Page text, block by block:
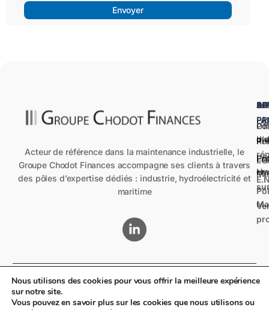
Envoyer
Acteur de référence dans la maintenance industrielle, le
Groupe Chodot Finances accompagne ses clients à travers
des pôles d’expertise dédiés : industrie, hydroélectricité et
maritime
A
Mentions légales Politique de confidentialité
Nous utilisons des cookies pour vous offrir la meilleure expérience
sur notre site.
Vous pouvez en savoir plus sur les cookies que nous utilisons ou